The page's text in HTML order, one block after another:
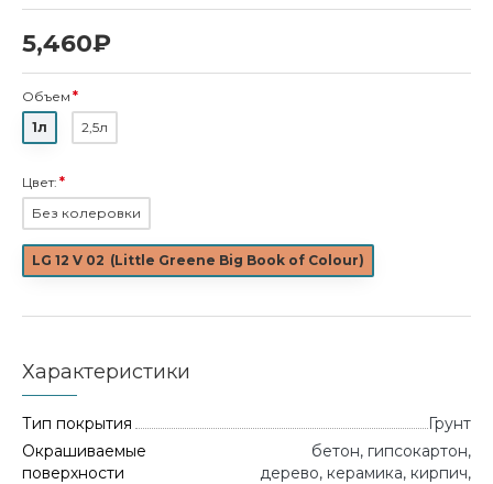
5,460₽
Объем
1л
2,5л
Цвет:
Без колеровки
LG 12 V 02 (Little Greene Big Book of Colour)
Характеристики
Тип покрытия
Грунт
Окрашиваемые
поверхности
бетон, гипсокартон,
дерево, керамика, кирпич,